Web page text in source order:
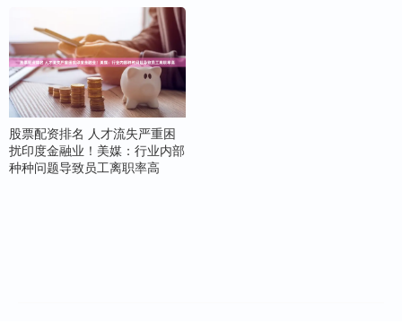
股票配资排名 人才流失严重困
扰印度金融业！美媒：行业内部
种种问题导致员工离职率高